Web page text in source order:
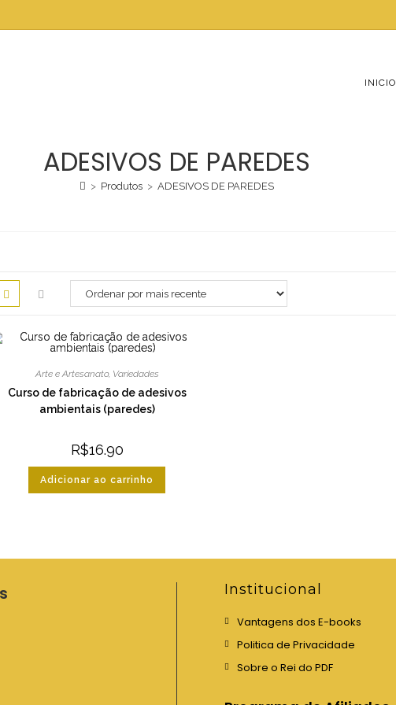
INICIO
ADESIVOS DE PAREDES
> Produtos > ADESIVOS DE PAREDES
Arte e Artesanato, Variedades
Curso de fabricação de adesivos
ambientais (paredes)
R$16.90
Adicionar ao carrinho
Institucional
Vantagens dos E-books
Politica de Privacidade
Sobre o Rei do PDF